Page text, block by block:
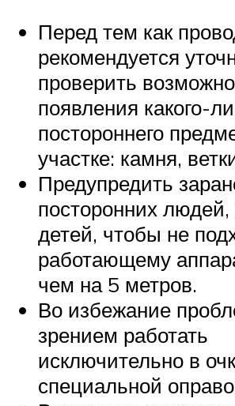
Перед тем как
рекомендуется
проверить
появления какого-
постороннего
участке: камня,
Предупредить
посторонних
детей, чтобы не
работающему
чем на 5 метров.
Во избежание
зрением работать
исключительно в
специальной